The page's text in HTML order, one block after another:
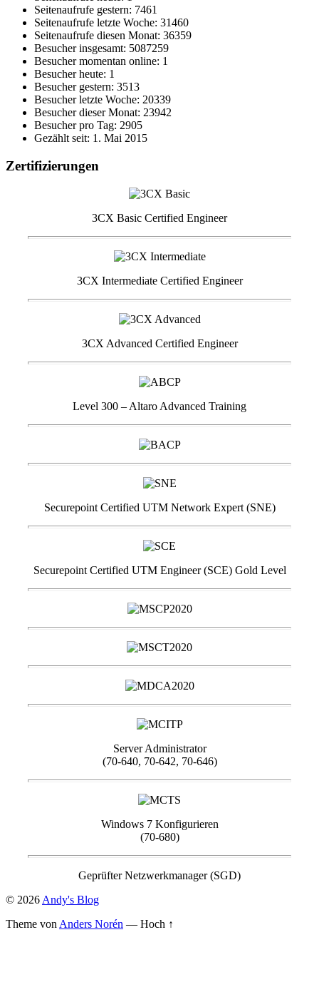
Seitenaufrufe gestern: 7461
Seitenaufrufe letzte Woche: 31460
Seitenaufrufe diesen Monat: 36359
Besucher insgesamt: 5087259
Besucher momentan online: 1
Besucher heute: 1
Besucher gestern: 3513
Besucher letzte Woche: 20339
Besucher dieser Monat: 23942
Besucher pro Tag: 2905
Gezählt seit: 1. Mai 2015
Zertifizierungen
3CX Basic Certified Engineer
3CX Intermediate Certified Engineer
3CX Advanced Certified Engineer
Level 300 – Altaro Advanced Training
Securepoint Certified UTM Network Expert (SNE)
Securepoint Certified UTM Engineer (SCE) Gold Level
Server Administrator
(70-640, 70-642, 70-646)
Windows 7 Konfigurieren
(70-680)
Geprüfter Netzwerkmanager (SGD)
© 2026 Andy's Blog
Theme von Anders Norén — Hoch ↑